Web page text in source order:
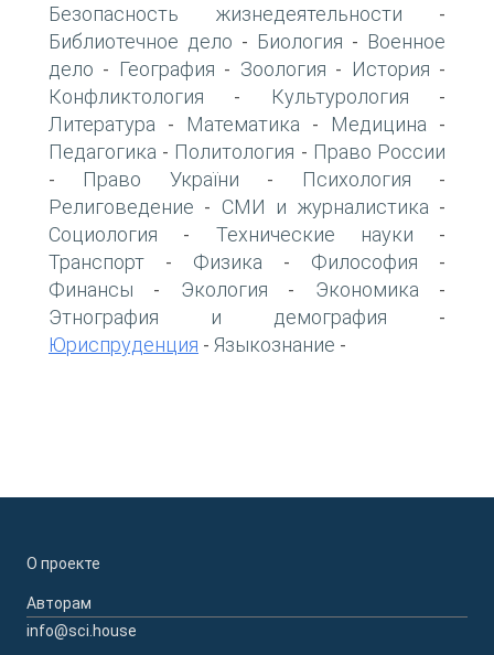
Безопасность жизнедеятельности -
Библиотечное дело - Биология - Военное
дело - География - Зоология - История -
Конфликтология - Культурология -
Литература - Математика - Медицина -
Педагогика - Политология - Право России
- Право України - Психология -
Религоведение - СМИ и журналистика -
Социология - Технические науки -
Транспорт - Физика - Философия -
Финансы - Экология - Экономика -
Этнография и демография -
Юриспруденция - Языкознание -
О проекте
Авторам
info@sci.house